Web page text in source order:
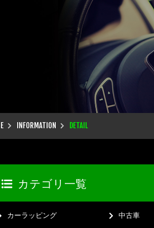
INFORMATION DETAIL
カテゴリ一覧
カーラッピング 中古車